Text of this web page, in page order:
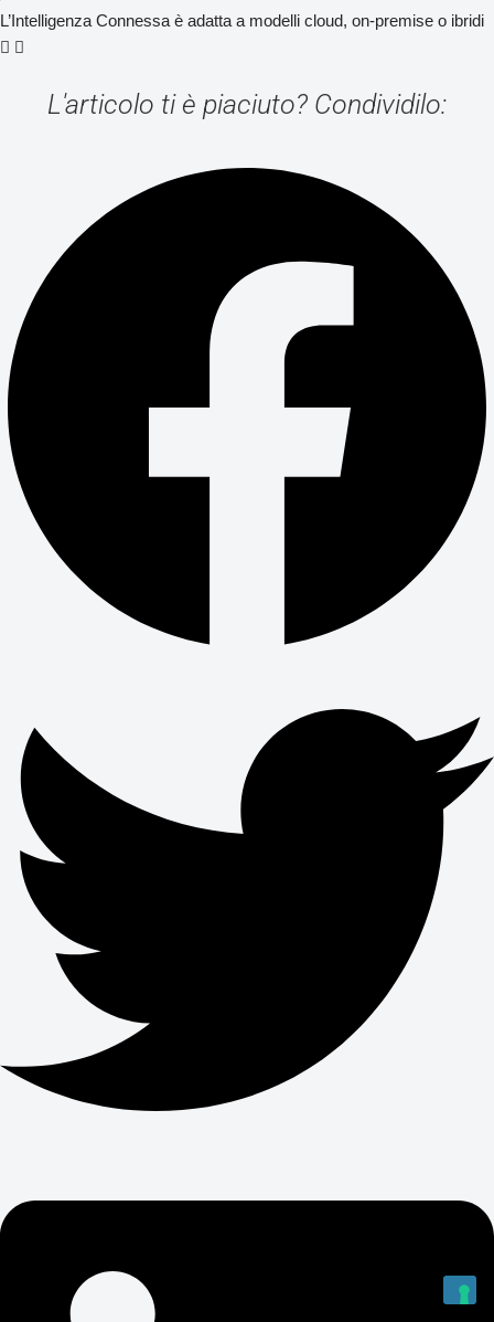
L’Intelligenza Connessa è adatta a modelli cloud, on-premise o ibridi
L'articolo ti è piaciuto? Condividilo: